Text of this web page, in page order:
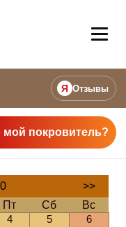
Я Отзывы
мой покровитель?
>>
Пт Сб
Вс
4 5
6